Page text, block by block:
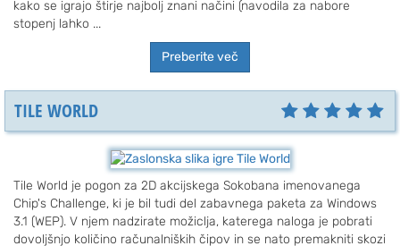
kako se igrajo štirje najbolj znani načini (navodila za nabore
stopenj lahko ...
Preberite več
TILE WORLD
Tile World je pogon za 2D akcijskega Sokobana imenovanega
Chip's Challenge, ki je bil tudi del zabavnega paketa za Windows
3.1 (WEP). V njem nadzirate možiclja, katerega naloga je pobrati
dovoljšnjo količino računalniških čipov in se nato premakniti skozi